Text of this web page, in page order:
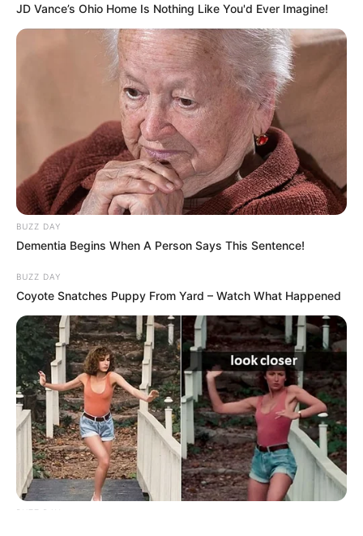
ΥΨΗΛΗ ΓΕΦΥΡΑ ΧΑΛΚΙΔΑΣ
ΧΑΛΚΙΔΑ ΝΕΑ
ΤΑΥΤΟΤΗΤΑ ΚΑΙ ΕΠΙΚΟΙΝΩΝΙΑ ΟΡΟΙ ΧΡΗΣΗΣ
© 2025 EVIANEWS του Γιώργου Κουτσελίνη
JD Vance’s Ohio Home Is Nothing Like You'd Ever Imagine!
BUZZ DAY
Dementia Begins When A Person Says This Sentence!
BUZZ DAY
Coyote Snatches Puppy From Yard – Watch What Happened
BUZZ DAY